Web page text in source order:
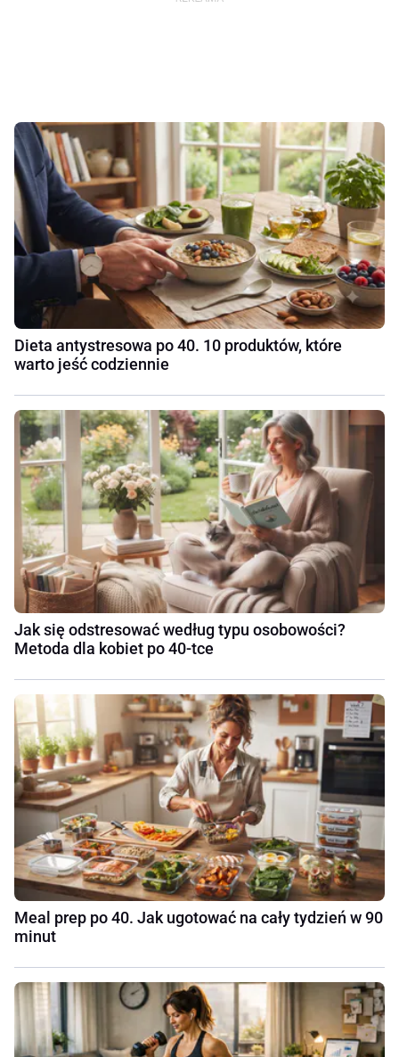
Dieta antystresowa po 40. 10 produktów, które
warto jeść codziennie
Jak się odstresować według typu osobowości?
Metoda dla kobiet po 40-tce
Meal prep po 40. Jak ugotować na cały tydzień w 90
minut